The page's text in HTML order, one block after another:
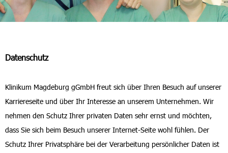
Datenschutz
Klinikum Magdeburg gGmbH freut sich über Ihren Besuch auf unserer
Karriereseite und über Ihr Interesse an unserem Unternehmen. Wir
nehmen den Schutz Ihrer privaten Daten sehr ernst und möchten,
dass Sie sich beim Besuch unserer Internet-Seite wohl fühlen. Der
Schutz Ihrer Privatsphäre bei der Verarbeitung persönlicher Daten ist